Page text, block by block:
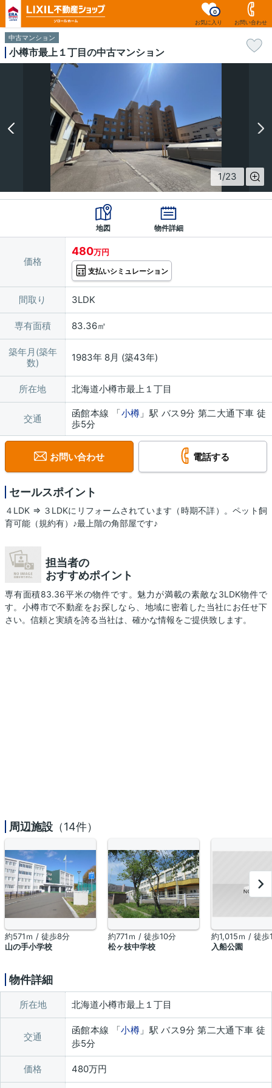
お気に入り
0
お問い合わせ
中古マンション
小樽市最上１丁目の中古マンション
1/23
地図 物件詳細
価格
480万円
支払いシミュレーション
間取り 3LDK
専有面積 83.36㎡
築年月(築年
数)
1983年 8月 (築43年)
所在地 北海道小樽市最上１丁目
交通 函館本線 「小樽 」駅 バス9分 第二大通下車 徒
歩5分
お問い合わせ 電話する
セールスポイント
４LDK ⇒ ３LDKにリフォームされています（時期不詳）。ペット飼
育可能（規約有）♪最上階の角部屋です♪
担当者の
おすすめポイント
専有面積83.36平米の物件です。魅力が満載の素敵な3LDK物件で
す。小樽市で不動産をお探しなら、地域に密着した当社にお任せ下
さい。信頼と実績を誇る当社は、確かな情報をご提供致します。
周辺施設 （14件）
約571ｍ / 徒歩8分
山の手小学校
約771ｍ / 徒歩10分
松ヶ枝中学校
約1,015ｍ / 徒歩
入船公園
物件詳細
所在地 北海道小樽市最上１丁目
交通
函館本線 「小樽 」駅 バス9分 第二大通下車 徒
歩5分
価格 480万円